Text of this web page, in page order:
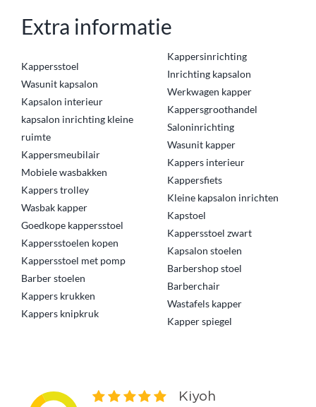
Extra informatie
Kappersstoel
Wasunit kapsalon
Kapsalon interieur
kapsalon inrichting kleine
ruimte
Kappersmeubilair
Mobiele wasbakken
Kappers trolley
Wasbak kapper
Goedkope kappersstoel
Kappersstoelen kopen
Kappersstoel met pomp
Barber stoelen
Kappers krukken
Kappers knipkruk
Kappersinrichting
Inrichting kapsalon
Werkwagen kapper
Kappersgroothandel
Saloninrichting
Wasunit kapper
Kappers interieur
Kappersfiets
Kleine kapsalon inrichten
Kapstoel
Kappersstoel zwart
Kapsalon stoelen
Barbershop stoel
Barberchair
Wastafels kapper
Kapper spiegel